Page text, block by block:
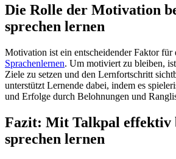
Die Rolle der Motivation
sprechen lernen
Motivation ist ein entscheidender Faktor für
Sprachenlernen. Um motiviert zu bleiben,
Ziele zu setzen und den Lernfortschritt
unterstützt Lernende dabei, indem es
und Erfolge durch Belohnungen und
Fazit: Mit Talkpal effektiv
sprechen lernen